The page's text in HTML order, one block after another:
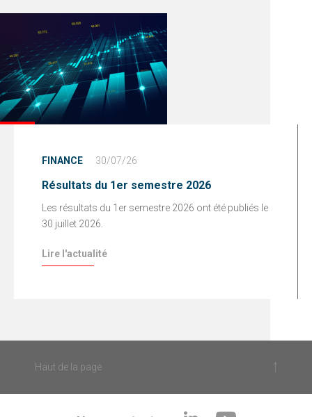
FINANCE 30/07/26
Résultats du 1er semestre 2026
Les résultats du 1er semestre 2026 ont été publiés le
30 juillet 2026.
Lire l'actualité
Haut de la page